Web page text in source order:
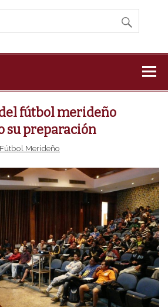
fútbol merideño
su preparación
Fútbol Merideño